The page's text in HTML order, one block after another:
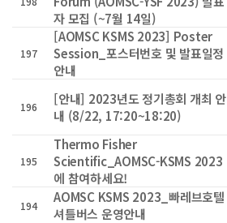
자 모집 (~7월 14일)
197
[AOMSC KSMS 2023] Poster
Session_포스터번호 및 발표일정
안내
196
[안내] 2023년도 정기총회 개최 안
내 (8/22, 17:20~18:20)
195
Thermo Fisher
Scientific_AOMSC-KSMS 2023
에 참여하세요!
194
AOMSC KSMS 2023_빠레브호텔
셔틀버스 운영안내